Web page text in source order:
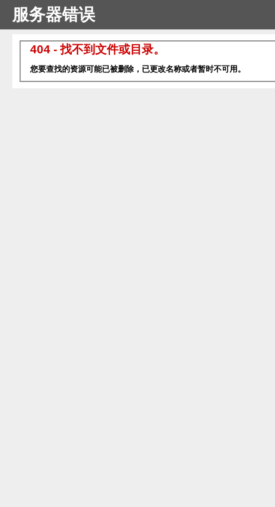
服务器错误
404 - 找不到文件或目录。
您要查找的资源可能已被删除，已更改名称或者暂时不可用。